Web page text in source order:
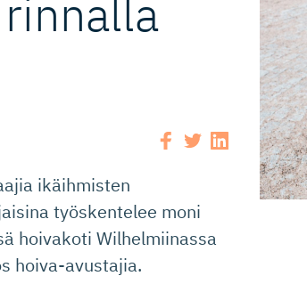
ikäihmisten
työskentelee moni
hoivakoti Wilhelmiinassa
hoiva-avustajia.